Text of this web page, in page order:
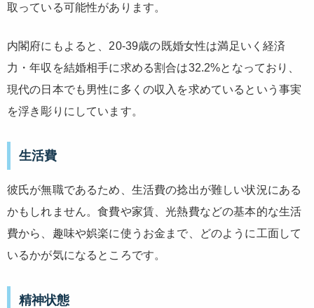
取っている可能性があります。
内閣府にもよると、20-39歳の既婚女性は満足いく経済
力・年収を結婚相手に求める割合は32.2%となっており、
現代の日本でも男性に多くの収入を求めているという事実
を浮き彫りにしています。
生活費
彼氏が無職であるため、生活費の捻出が難しい状況にある
かもしれません。食費や家賃、光熱費などの基本的な生活
費から、趣味や娯楽に使うお金まで、どのように工面して
いるかが気になるところです。
精神状態